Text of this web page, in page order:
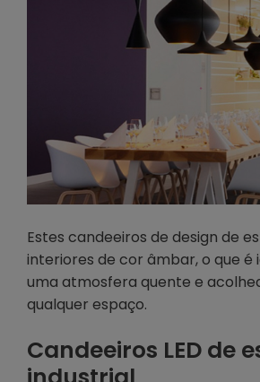
Estes candeeiros de design de
interiores de cor âmbar, o que é
uma atmosfera quente e
qualquer espaço.
Candeeiros LED de